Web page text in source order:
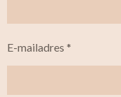
E-mailadres *